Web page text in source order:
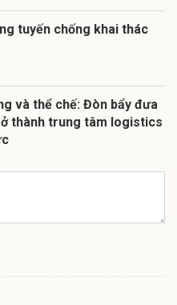
tuyến chống khai thác
và thể chế: Đòn bẩy đưa
thành trung tâm logistics